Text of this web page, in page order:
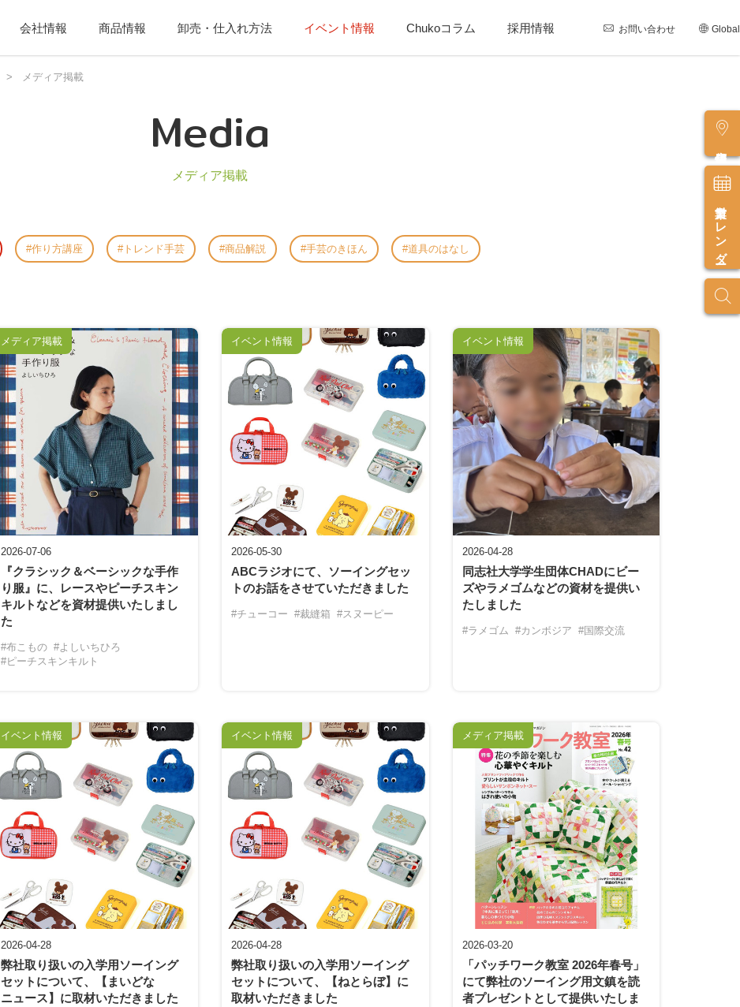
会社情報 商品情報 卸売・仕入れ方法 イベント情報 Chukoコラム 採用情報 お問い合わせ Global
営業カレンダー
> メディア掲載
Media
メディア掲載
作り方講座 トレンド手芸 商品解説 手芸のきほん 道具のはなし
2026-07-06
『クラシック＆ベーシックな手作
り服』に、レースやピーチスキン
キルトなどを資材提供いたしまし
た
#布こもの #よしいちひろ
#ピーチスキンキルト
メディア掲載
2026-05-30
ABCラジオにて、ソーイングセッ
トのお話をさせていただきました
#チューコー #裁縫箱 #スヌーピー
イベント情報
2026-04-28
同志社大学学生団体CHADにビー
ズやラメゴムなどの資材を提供い
たしました
#ラメゴム #カンボジア #国際交流
イベント情報
2026-04-28
弊社取り扱いの入学用ソーイング
セットについて、【まいどな
ニュース】に取材いただきました
イベント情報
2026-04-28
弊社取り扱いの入学用ソーイング
セットについて、【ねとらぼ】に
取材いただきました
イベント情報
2026-03-20
「パッチワーク教室 2026年春号」
にて弊社のソーイング用文鎮を読
者プレゼントとして提供いたしま
メディア掲載